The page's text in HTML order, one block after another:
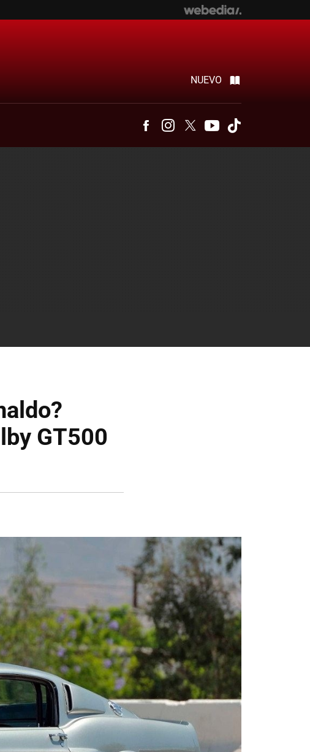
NUEVO
FacebookInstagram
Twitter Youtube
GT500